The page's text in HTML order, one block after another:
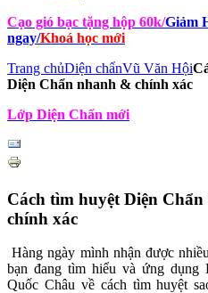
Cạo gió bạc tặng hộp 60k/Giảm
ngay/Khoá học mới
Trang chủDiện chẩnVũ Văn Hội
Diện Chẩn nhanh & chính xác
Lớp Diện Chẩn mới
Cách tìm huyệt Diện
chính xác
Hàng ngày mình nhận được
bạn đang tìm hiểu và ứng dụng
Quốc Châu về cách tìm huyệt